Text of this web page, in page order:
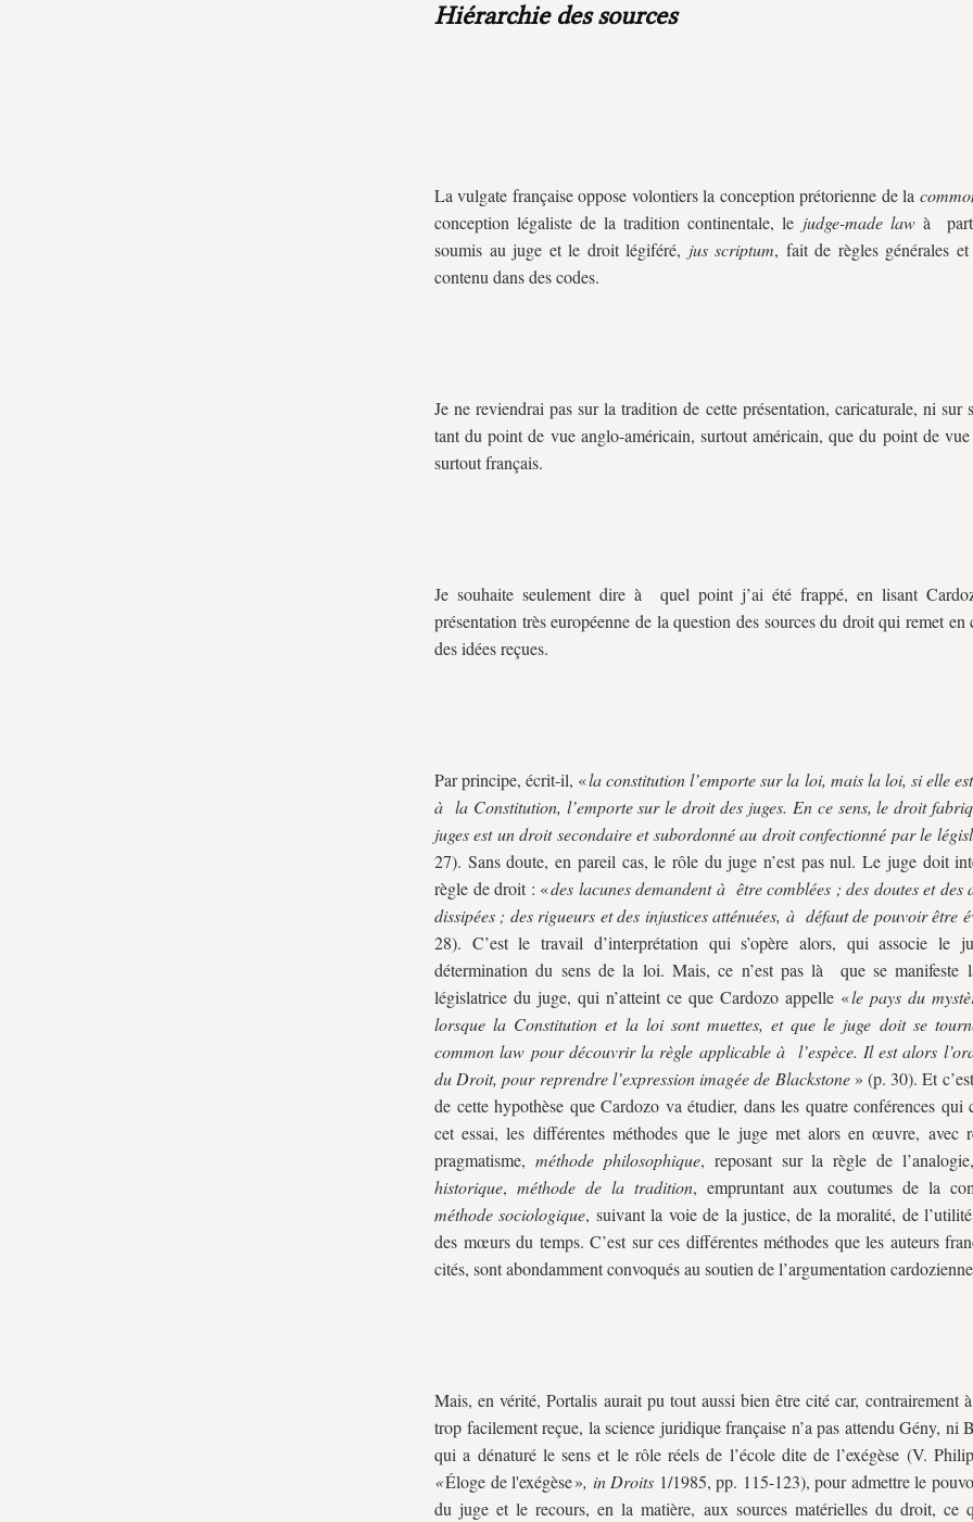
Hiérarchie des sources
La vulgate française oppose volontiers la conception prétorienne de la
conception légaliste de la tradition continentale, le judge-made lawà
soumis au juge et le droit légiféré, jus scriptum, fait de règles générales et
contenu dans des codes.
Je ne reviendrai pas sur la tradition de cette présentation, caricaturale, ni sur
tant du point de vue anglo-américain, surtout américain, que du point de vue
surtout français.
Je souhaite seulement dire à quel point j’ai été frappé, en lisant
présentation très européenne de la question des sources du droit qui remet en
des idées reçues.
Par principe, écrit-il, «la constitution l’emporte sur la loi, mais la loi, si elle
à la Constitution, l’emporte sur le droit des juges. En ce sens, le droit
juges est un droit secondaire et subordonné au droit confectionné par le
27). Sans doute, en pareil cas, le rôle du juge n’est pas nul. Le juge doit
règle de droit : «des lacunes demandent à être comblées ; des doutes et des
dissipées ; des rigueurs et des injustices atténuées, à défaut de pouvoir être
28). C’est le travail d’interprétation qui s’opère alors, qui associe
détermination du sens de la loi. Mais, ce n’est pas là que se manifeste
législatrice du juge, qui n’atteint ce que Cardozo appelle «le pays du
lorsque la Constitution et la loi sont muettes, et que le juge doit se
common law pour découvrir la règle applicable à l’espèce. Il est alors
du Droit, pour reprendre l’expression imagée de Blackstone » (p. 30). Et
de cette hypothèse que Cardozo va étudier, dans les quatre conférences qui
cet essai, les différentes méthodes que le juge met alors en œuvre, avec
pragmatisme, méthode philosophique, reposant sur la règle de
historique, méthode de la tradition, empruntant aux coutumes de la
méthode sociologique, suivant la voie de la justice, de la moralité, de
des mœurs du temps. C’est sur ces différentes méthodes que les auteurs
cités, sont abondamment convoqués au soutien de l’argumentation
Mais, en vérité, Portalis aurait pu tout aussi bien être cité car, contrairement
trop facilement reçue, la science juridique française n’a pas attendu Gény, ni
qui a dénaturé le sens et le rôle réels de l’école dite de l’exégèse (V.
«Éloge de l'exégèse », in Droits 1/1985, pp. 115-123), pour admettre le
du juge et le recours, en la matière, aux sources matérielles du droit, ce